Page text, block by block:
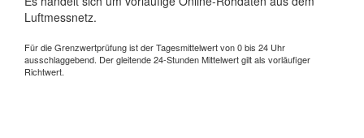
Luftmessnetz.
Für die Grenzwertprüfung ist der Tagesmittelwert von 0 bis 24 Uhr
ausschlaggebend. Der gleitende 24-Stunden Mittelwert gilt als vorläufiger
Richtwert.